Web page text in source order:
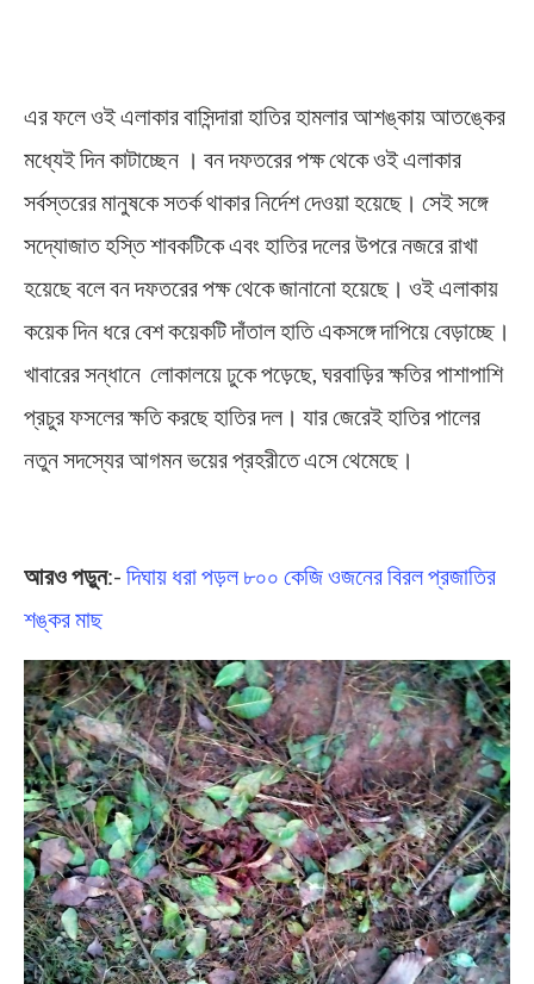
এর ফলে ওই এলাকার বাসিন্দারা হাতির হামলার আশঙ্কায় আতঙ্কের
মধ্যেই দিন কাটাচ্ছেন । বন দফতরের পক্ষ থেকে ওই এলাকার
সর্বস্তরের মানুষকে সতর্ক থাকার নির্দেশ দেওয়া হয়েছে। সেই সঙ্গে
সদ্যোজাত হস্তি শাবকটিকে এবং হাতির দলের উপরে নজরে রাখা
হয়েছে বলে বন দফতরের পক্ষ থেকে জানানো হয়েছে। ওই এলাকায়
কয়েক দিন ধরে বেশ কয়েকটি দাঁতাল হাতি একসঙ্গে দাপিয়ে বেড়াচ্ছে।
খাবারের সন্ধানে লোকালয়ে ঢুকে পড়েছে, ঘরবাড়ির ক্ষতির পাশাপাশি
প্রচুর ফসলের ক্ষতি করছে হাতির দল। যার জেরেই হাতির পালের
নতুন সদস্যের আগমন ভয়ের প্রহরীতে এসে থেমেছে।
আরও পড়ুন:- দিঘায় ধরা পড়ল ৮০০ কেজি ওজনের বিরল প্রজাতির
শঙ্কর মাছ